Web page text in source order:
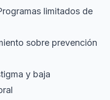
limitados de
sobre prevención
y baja